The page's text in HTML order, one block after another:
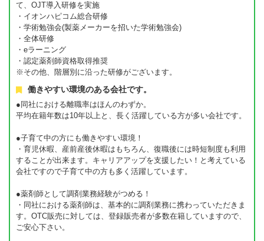
て、OJT導入研修を実施
・イオンハピコム総合研修
・学術勉強会(製薬メーカーを招いた学術勉強会)
・全体研修
・eラーニング
・認定薬剤師資格取得推奨
※その他、階層別に沿った研修がございます。
働きやすい環境のある会社です。
●同社における離職率はほんのわずか。
平均在籍年数は10年以上と、長く活躍している方が多い会社です。
●子育て中の方にも働きやすい環境！
・育児休暇、産前産後休暇はもちろん、復職後には時短制度も利用
することが出来ます。キャリアアップを支援したい！と考えている
会社ですので子育て中の方も多く活躍しています。
●薬剤師として調剤業務経験がつめる！
・同社における薬剤師は、基本的に調剤業務に携わっていただきま
す。OTC販売に対しては、登録販売者が多数在籍していますので、
ご安心下さい。